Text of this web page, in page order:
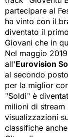
partecipare al
ha vinto con il
diventato il
Giovani che in
Nel maggio
all'Eurovision
al secondo
per la miglior
"Soldi" è
milioni di
visualizzazioni
classifiche